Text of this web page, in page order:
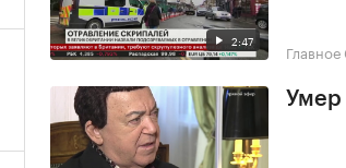
2:47 Главное
Умер